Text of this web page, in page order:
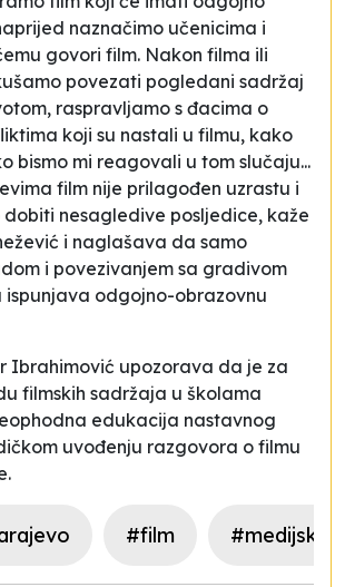
naznačimo učenicima i
govori film. Nakon filma ili
povezati pogledani sadržaj
raspravljamo s đacima o
koji su nastali u filmu, kako
bismo mi reagovali u tom slučaju...
film nije prilagođen uzrastu i
dobiti nesagledive posljedice, kaže
i naglašava da samo
i povezivanjem sa gradivom
odgojno-obrazovnu
Ibrahimović upozorava da je za
filmskih sadržaja u školama
edukacija nastavnog
uvođenju razgovora o filmu
#film #medijska